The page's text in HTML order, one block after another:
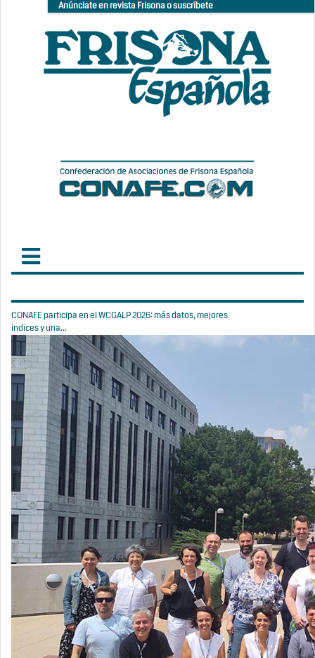
Anúnciate en revista Frisona o suscríbete
CONAFE participa en el WCGALP 2026: más datos, mejores
índices y una...